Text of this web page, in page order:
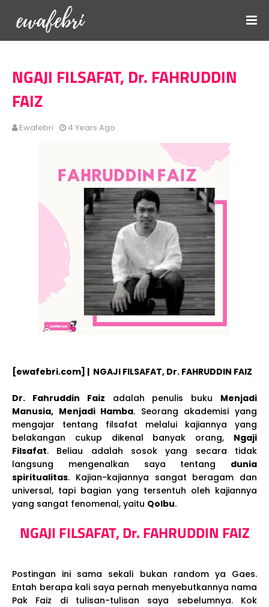
NGAJI FILSAFAT, Dr. FAHRUDDIN
FAIZ
Ewafebri 4 Years Ago
[ewafebri.com] | NGAJI FILSAFAT, Dr. FAHRUDDIN FAIZ
Dr. Fahruddin Faiz adalah penulis buku Menjadi
Manusia, Menjadi Hamba. Seorang akademisi yang
mengajar tentang filsafat melalui kajiannya yang
belakangan cukup dikenal banyak orang, Ngaji
Filsafat. Beliau adalah sosok yang secara tidak
langsung mengenalkan saya tentang dunia
spiritualitas. Kajian-kajiannya sangat beragam dan
universal, tapi bagian yang tersentuh oleh kajiannya
yang sangat fenomenal, yaitu Qolbu.
NGAJI FILSAFAT, Dr. FAHRUDDIN FAIZ
Postingan ini sama sekali bukan random ya Gaes.
Entah berapa kali saya pernah menyebutkannya nama
Pak Faiz di tulisan-tulisan saya sebelumnya. Kok